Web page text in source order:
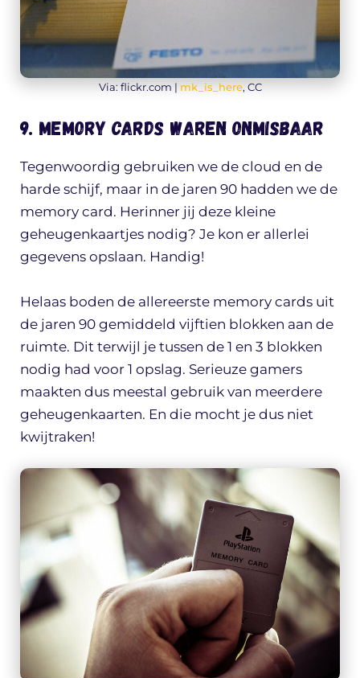
Via: flickr.com | mk_is_here, CC
9. Memory Cards waren onmisbaar
Tegenwoordig gebruiken we de cloud en de
harde schijf, maar in de jaren 90 hadden we de
memory card. Herinner jij deze kleine
geheugenkaartjes nodig? Je kon er allerlei
gegevens opslaan. Handig!
Helaas boden de allereerste memory cards uit
de jaren 90 gemiddeld vijftien blokken aan de
ruimte. Dit terwijl je tussen de 1 en 3 blokken
nodig had voor 1 opslag. Serieuze gamers
maakten dus meestal gebruik van meerdere
geheugenkaarten. En die mocht je dus niet
kwijtraken!